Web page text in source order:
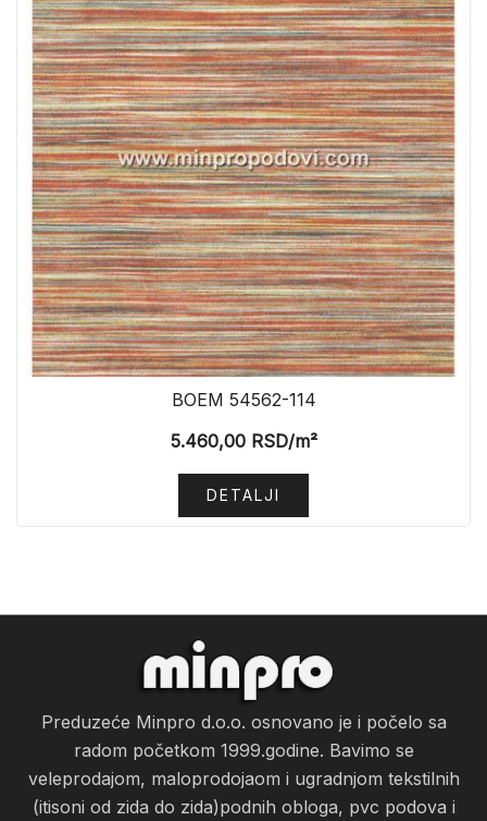
BOEM 54562-114
5.460,00RSD/m²
DETALJI
Preduzeće Minpro d.o.o. osnovano je i počelo sa
radom početkom 1999.godine. Bavimo se
veleprodajom, maloprodojaom i ugradnjom tekstilnih
(itisoni od zida do zida)podnih obloga, pvc podova i